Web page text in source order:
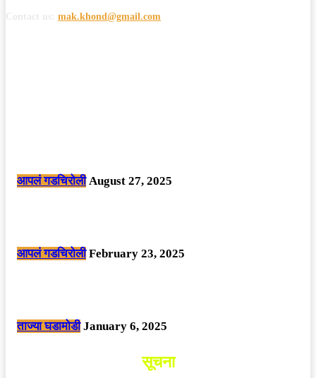
mak.khond@gmail.com
आपलं गडचिरोली August 27, 2025
आपलं गडचिरोली February 23, 2025
ताज्या घडामोडी January 6, 2025
सूचना